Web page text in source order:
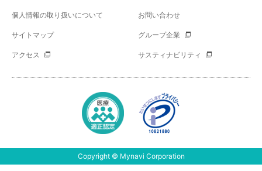
個人情報の取り扱いについて お問い合わせ
サイトマップ グループ企業
アクセス サスティナビリティ
Copyright © Mynavi Corporation